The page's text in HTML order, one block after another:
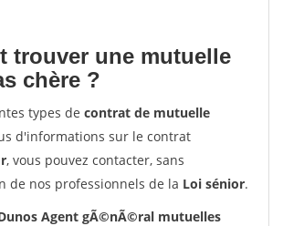
trouver une mutuelle
chère ?
types de contrat de mutuelle
d'informations sur le contrat
, vous pouvez contacter, sans
de nos professionnels de la Loi sénior.
Agent gÃ©nÃ©ral mutuelles